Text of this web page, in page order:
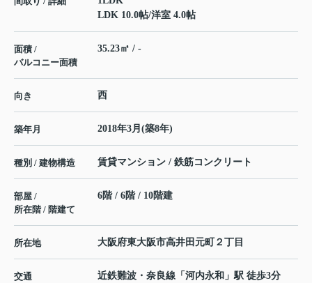
LDK 10.0帖/洋室 4.0帖
面積 /
バルコニー面積
35.23㎡ / -
向き 西
築年月 2018年3月(築8年)
種別 / 建物構造 賃貸マンション / 鉄筋コンクリート
部屋 /
所在階 / 階建て
6階 / 6階 / 10階建
所在地 大阪府東大阪市高井田元町 ２丁目
交通 近鉄難波・奈良線 「 河内永和 」駅 徒歩3分